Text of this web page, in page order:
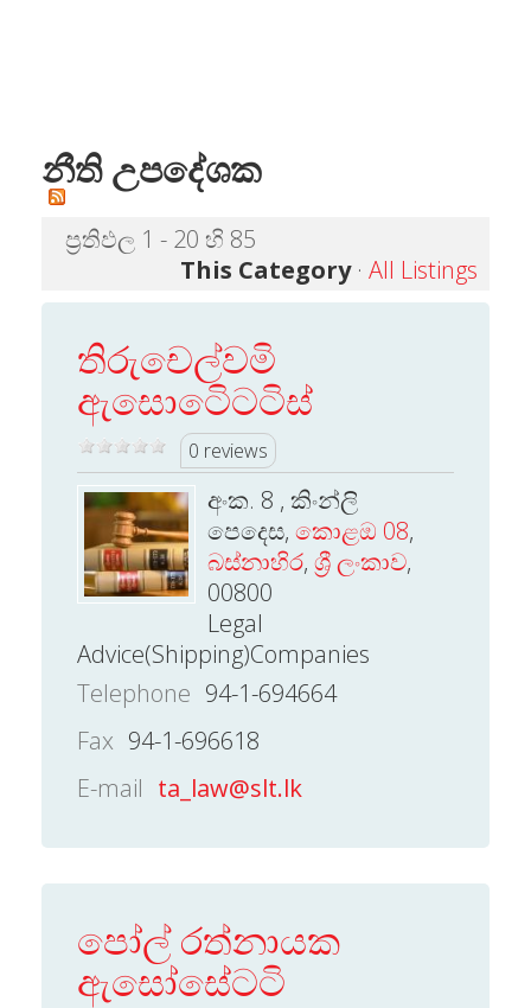
නීති උපදේශක
ප්‍රතිඵල 1 - 20 හි 85
This Category· All Listings
තිරුචෙල්වමි
ඇසොටෙිටටිස්
0 reviews
අංක. 8 , කිංන්ලි
පෙදෙස, කොළඔ 08,
බස්නාහිර, ශ්‍රී ලංකාව,
00800
Legal
Advice(Shipping)Companies
Telephone 94-1-694664
Fax 94-1-696618
E-mail ta_law@slt.lk
පෝල් රත්නායක
ඇසෝසේටටි